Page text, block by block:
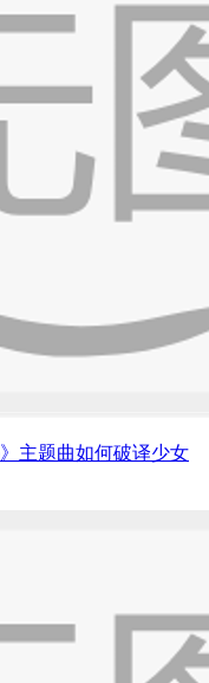
》主题曲如何破译少女